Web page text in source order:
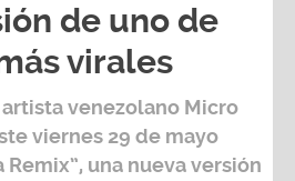
de uno de
virales
venezolano Micro
viernes 29 de mayo
Remix”, una nueva versión